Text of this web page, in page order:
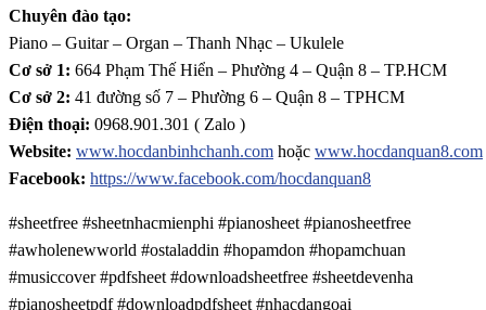
Chuyên đào tạo:
Piano – Guitar – Organ – Thanh Nhạc – Ukulele
Cơ sở 1: 664 Phạm Thế Hiển – Phường 4 – Quận 8 – TP.HCM
Cơ sở 2: 41 đường số 7 – Phường 6 – Quận 8 – TPHCM
Điện thoại: 0968.901.301 ( Zalo )
Website: www.hocdanbinhchanh.com hoặc www.hocdanquan8.com
Facebook: https://www.facebook.com/hocdanquan8
#sheetfree #sheetnhacmienphi #pianosheet #pianosheetfree
#awholenewworld #ostaladdin #hopamdon #hopamchuan
#musiccover #pdfsheet #downloadsheetfree #sheetdevenha
#pianosheetpdf #downloadpdfsheet #nhacdangoai